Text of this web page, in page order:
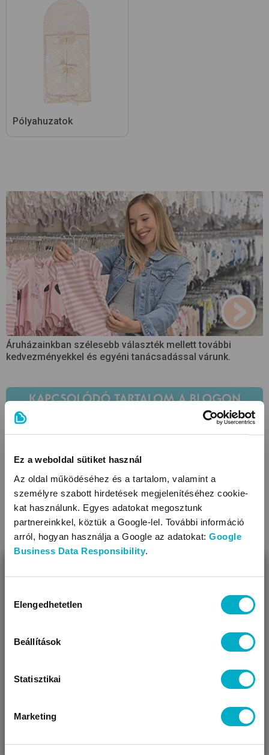
Ez a weboldal sütiket használ
Az oldal működéséhez és a tartalom, valamint a
személyre szabott hirdetések megjelenítéséhez cookie-
kat használunk. Egyes adatokat megosztunk
partnereinkkel, köztük a Google-lel. További információ
arról, hogyan használja a Google az adatokat: Google
Business Data Responsibility.
kiválasztása
Elengedhetetlen
Beállítások
Statisztikai
Marketing
Pólyahuzatok
Áruházainkban szélesebb választék mellett további
kedvezményekkel és egyéni tanácsadással várunk.
Babaruhaméretek: mérettáblázat csecsemőkortól/
Úgy látjuk, most jársz nálunk először!
VÁRANDÓS
AJÁNDÉKOT